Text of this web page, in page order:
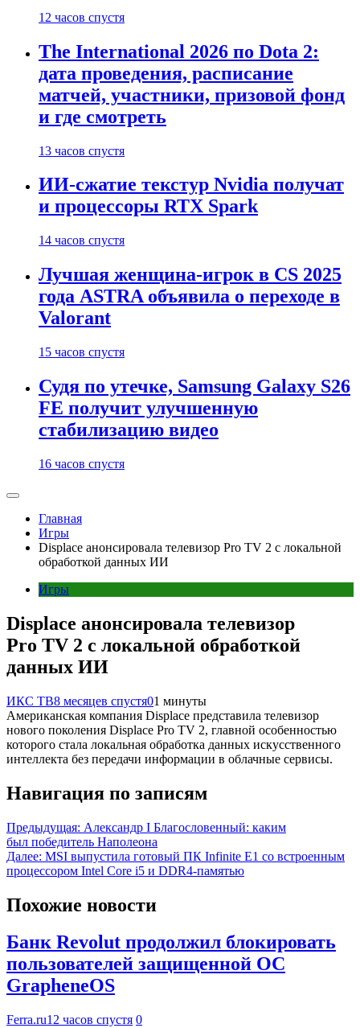
12 часов спустя
The International 2026 по Dota 2:
дата проведения, расписание
матчей, участники, призовой фонд
и где смотреть
13 часов спустя
ИИ-сжатие текстур Nvidia получат
и процессоры RTX Spark
14 часов спустя
Лучшая женщина-игрок в CS 2025
года ASTRA объявила о переходе в
Valorant
15 часов спустя
Судя по утечке, Samsung Galaxy S26
FE получит улучшенную
стабилизацию видео
16 часов спустя
Главная
Игры
Displace анонсировала телевизор Pro TV 2 с локальной
обработкой данных ИИ
Игры
Displace анонсировала телевизор
Pro TV 2 с локальной обработкой
данных ИИ
ИКС ТВ8 месяцев спустя01 минуты
Американская компания Displace представила телевизор
нового поколения Displace Pro TV 2, главной особенностью
которого стала локальная обработка данных искусственного
интеллекта без передачи информации в облачные сервисы.
Навигация по записям
Предыдущая: Александр I Благословенный: каким
был победитель Наполеона
Далее: MSI выпустила готовый ПК Infinite E1 со встроенным
процессором Intel Core i5 и DDR4-памятью
Похожие новости
Банк Revolut продолжил блокировать
пользователей защищенной ОС
GrapheneOS
Ferra.ru12 часов спустя 0